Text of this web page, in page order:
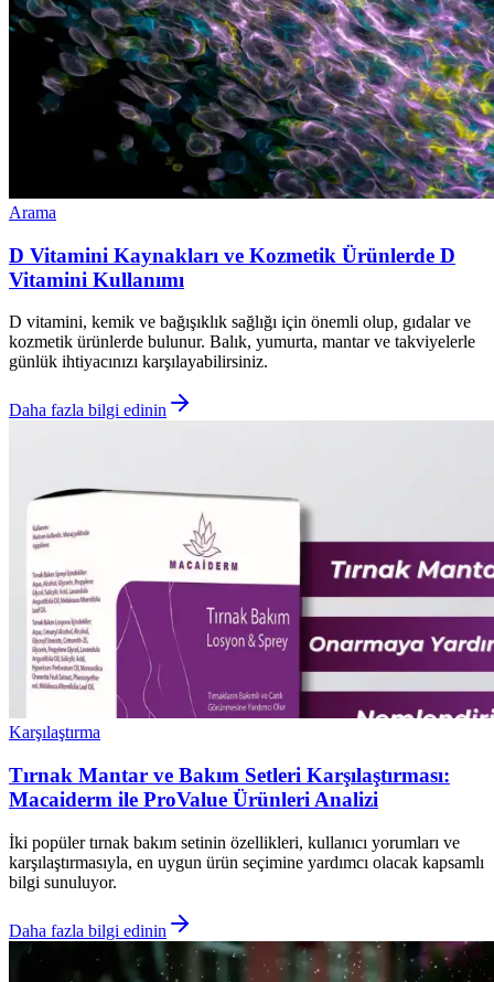
Arama
D Vitamini Kaynakları ve Kozmetik Ürünlerde D
Vitamini Kullanımı
D vitamini, kemik ve bağışıklık sağlığı için önemli olup, gıdalar ve
kozmetik ürünlerde bulunur. Balık, yumurta, mantar ve takviyelerle
günlük ihtiyacınızı karşılayabilirsiniz.
Daha fazla bilgi edinin
Karşılaştırma
Tırnak Mantar ve Bakım Setleri Karşılaştırması:
Macaiderm ile ProValue Ürünleri Analizi
İki popüler tırnak bakım setinin özellikleri, kullanıcı yorumları ve
karşılaştırmasıyla, en uygun ürün seçimine yardımcı olacak kapsamlı
bilgi sunuluyor.
Daha fazla bilgi edinin